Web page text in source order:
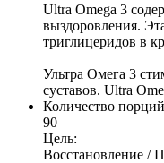
Ultra Omega 3
выздоровления.
триглицеридов в
Ультра Омега 3
суставов. Ultra
Количество
90
Цель:
Восстановление /